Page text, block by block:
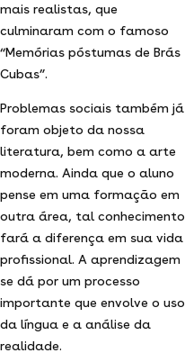
mais realistas, que
culminaram com o famoso
“Memórias póstumas de Brás
Cubas”.
Problemas sociais também já
foram objeto da nossa
literatura, bem como a arte
moderna. Ainda que o aluno
pense em uma formação em
outra área, tal conhecimento
fará a diferença em sua vida
profissional. A aprendizagem
se dá por um processo
importante que envolve o uso
da língua e a análise da
realidade.